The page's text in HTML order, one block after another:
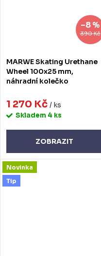
390 Kč
–8 %
MARWE Skating Urethane
Wheel 100x25 mm,
náhradní kolečko
1 270 Kč / ks
Skladem 4 ks
ZOBRAZIT
Novinka
Tip